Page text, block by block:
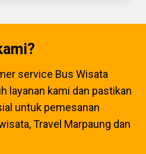
service Bus Wisata
layanan kami dan pastikan
untuk pemesanan
Travel Marpaung dan